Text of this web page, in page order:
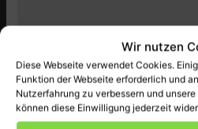
Wir nutzen
Diese Webseite verwendet Cookies.
Funktion der Webseite erforderlich und
Nutzerfahrung zu verbessern und
können diese Einwilligung jederzeit
Honda Original Ersatzteil NEU
Ähnliche Produkte